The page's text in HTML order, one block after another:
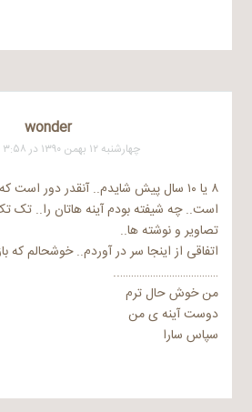
wonder
چهارشنبه ۱۲ بهمن ۱۳۹۰ در ۳:۵۸ قبل از ظهر
۸ یا ۱۰ سال پیش شایدم.. آنقدر دور
است.. چه شیفته بودم آینه هاتان را.. تک
تصاویر و نوشته ها..
اتفاقی از اینجا سر در آوردم.. خوشحالم که
………………………………..
من خوش حال ترم
دوست آینه ی من
سپاس سارا